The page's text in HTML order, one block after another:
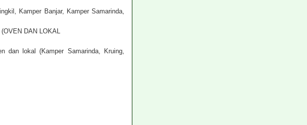
Kamper Banjar, Kamper Samarinda,
DAN LOKAL
lokal (Kamper Samarinda, Kruing,